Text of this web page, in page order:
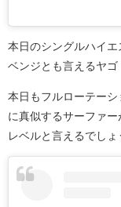
本日のシングルハイ
ベンジとも言えるヤゴ
本日もフルローテー
に真似するサーファ
レベルと言えるでしょ